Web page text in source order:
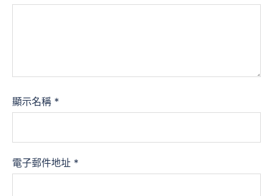
顯示名稱 *
電子郵件地址 *